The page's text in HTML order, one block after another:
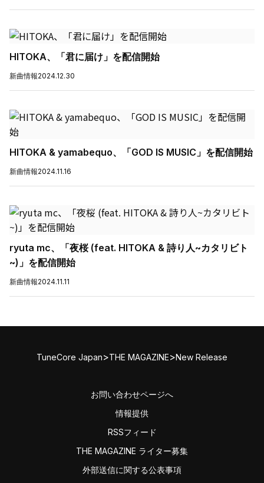
HITOKA、「君に届け」を配信開始
新曲情報2024.12.30
HITOKA & yamabequo、「GOD IS MUSIC」を配信開始
新曲情報2024.11.16
ryuta mc、「夜桜 (feat. HITOKA & 詩り人~カタリビト
~)」を配信開始
新曲情報2024.11.11
TuneCore Japan>THE MAGAZINE>New Release
お問い合わせページへ
情報提供
RSSフィード
THE MAGAZINE ライター募集
外部送信に関する公表事項